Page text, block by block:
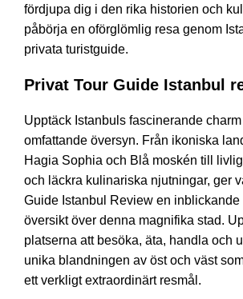
fördjupa dig i den rika historien och
påbörja en oförglömlig resa genom
privata turistguide.
Privat Tour Guide Istanbul
Upptäck Istanbuls fascinerande
omfattande översyn. Från ikoniska
Hagia Sophia och Blå moskén till
och läckra kulinariska njutningar, ger
Guide Istanbul Review en inblickande
översikt över denna magnifika stad.
platserna att besöka, äta, handla och
unika blandningen av öst och väst
ett verkligt extraordinärt resmål.